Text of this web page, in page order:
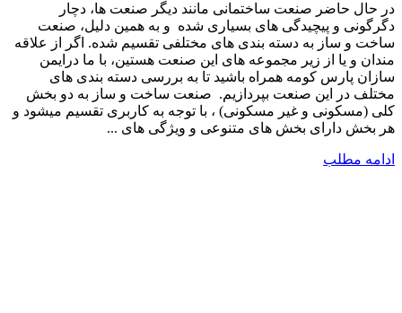
در حال حاضر صنعت ساختمانی مانند دیگر صنعت ها، دچار
دگرگونی و پیچیدگی های بسیاری شده و به همین دلیل، صنعت
ساخت و ساز به دسته بندی های مختلفی تقسیم شده. اگر از علاقه
مندان و یا از زیر مجموعه های این صنعت هستین، با ما درایمن
سازان پارس کومه همراه باشید تا به بررسی دسته بندی های
مختلف در این صنعت بپردازیم. صنعت ساخت و ساز به دو بخش
کلی (مسکونی و غیر مسکونی) ، با توجه به کاربری تقسیم میشود و
هر بخش دارای بخش های متنوعی و ویژگی های ...
ادامه مطلب